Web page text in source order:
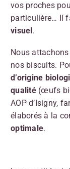
vos proches
particulière… Il
visuel .
Nous
nos biscuits.
d’origine
qualité (œufs
AOP d’Isigny,
élaborés à la
optimale.